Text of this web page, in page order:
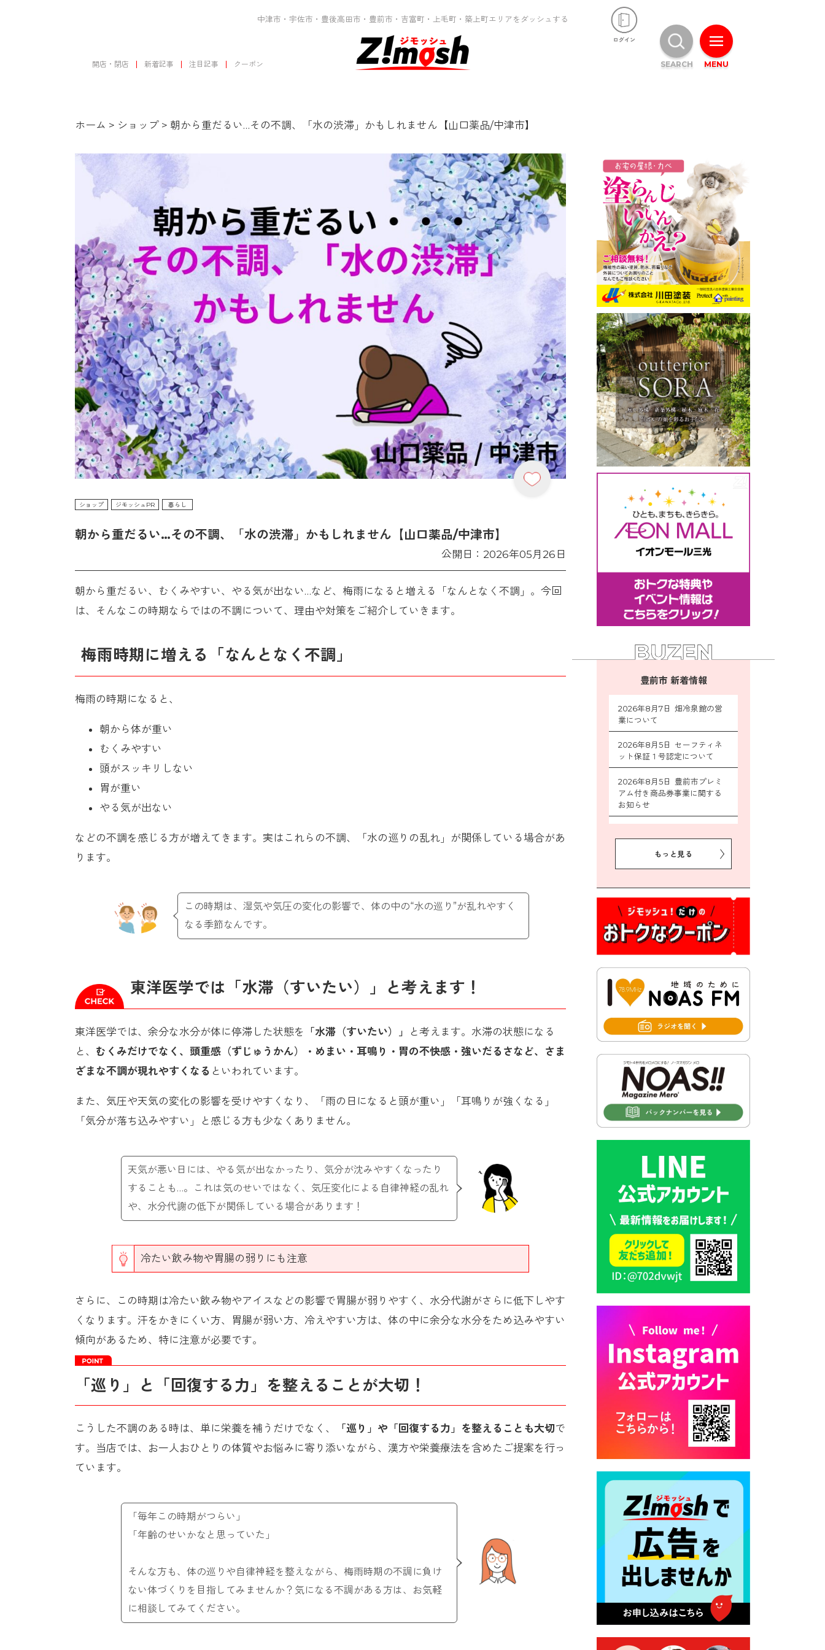
中津市・宇佐市・豊後高田市・豊前市・吉富町・上毛町・築上町エリアをダッシュする
開店・閉店 新着記事 注目記事 クーポン
ホーム > ショップ > 朝から重だるい…その不調、「水の渋滞」かもしれません【山口薬品/中津市】
ショップ ジモッシュPR 暮らし
朝から重だるい…その不調、「水の渋滞」かもしれません【山口薬品/中津市】
公開日：2026年05月26日
朝から重だるい、むくみやすい、やる気が出ない…など、梅雨になると増える「なんとなく不調」。今回
は、そんなこの時期ならではの不調について、理由や対策をご紹介していきます。
梅雨時期に増える「なんとなく不調」
梅雨の時期になると、
朝から体が重い
むくみやすい
頭がスッキリしない
胃が重い
やる気が出ない
などの不調を感じる方が増えてきます。実はこれらの不調、「水の巡りの乱れ」が関係している場合があ
ります。
この時期は、湿気や気圧の変化の影響で、体の中の“水の巡り”が乱れやすく
なる季節なんです。
東洋医学では「水滞（すいたい）」と考えます！
東洋医学では、余分な水分が体に停滞した状態を 「水滞（すいたい）」
と考えます。水滞の状態になる
と、 むくみだけでなく、頭重感（ずじゅうかん）・めまい・耳鳴り・胃の不快感・強いだるさなど、さま
ざまな不調が現れやすくなる といわれています。
また、気圧や天気の変化の影響を受けやすくなり、「雨の日になると頭が重い」「耳鳴りが強くなる」
「気分が落ち込みやすい」と感じる方も少なくありません。
天気が悪い日には、やる気が出なかったり、気分が沈みやすくなったり
することも…。これは気のせいではなく、気圧変化による自律神経の乱れ
や、水分代謝の低下が関係している場合があります！
冷たい飲み物や胃腸の弱りにも注意
さらに、この時期は冷たい飲み物やアイスなどの影響で胃腸が弱りやすく、水分代謝がさらに低下しやす
くなります。汗をかきにくい方、胃腸が弱い方、冷えやすい方は、体の中に余分な水分をため込みやすい
傾向があるため、特に注意が必要です。
「巡り」と「回復する力」を整えることが大切！
こうした不調のある時は、単に栄養を補うだけでなく、 「巡り」や「回復する力」を整えることも大切で
す。当店では、お一人おひとりの体質やお悩みに寄り添いながら、漢方や栄養療法を含めたご提案を行っ
ています。
「毎年この時期がつらい」
「年齢のせいかなと思っていた」
そんな方も、体の巡りや自律神経を整えながら、梅雨時期の不調に負け
ない体づくりを目指してみませんか？気になる不調がある方は、お気軽
に相談してみてください。
豊前市 新着情報
2026年8月7日 畑冷泉館の営
業について
2026年8月5日 セーフティネ
ット保証１号認定について
2026年8月5日 豊前市プレミ
アム付き商品券事業に関する
お知らせ
ン作戦参加者募集
対抗「福岡駅伝」出場選手募
集！
2026年7月31日 第６次豊前市
総合計画後期基本計画策定業
書が変わります！
2026年7月30日 豊前市立豊前
中学校の進捗状況について
2026年7月30日 豊前市立学校
2026年7月30日 豊前市立学校
紹介≪再編計画の見直しにつ
いて≫
2026年7月29日 豊前市指定ご
み袋販売のお知らせ
2026年7月28日 豊前カラス天
狗みなと祭り（花火大会）開
催決定！
2026年7月28日 令和8年度
京築地区水道企業団職員採用
試験（募集）
2026年7月27日 マイナンバー
カード交付に伴う休日および
平日夜間開庁の案内
2026年7月22日 令和８年度
「こども文化パスポート事
2026年7月21日 卜仙の郷 お
盆期間の営業時間のお知らせ
2026年7月17日 バス経路検索
のご利用案内
2026年7月10日 台湾伝統音楽
団体 「北埔八音団・楽善軒」
公演開催のお知らせ
ンディング型ふるさと納税の
実施について
2026年7月9日 農地法等に係
もっと見る
MENU
SEARCH